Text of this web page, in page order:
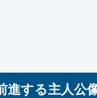
進する主人公